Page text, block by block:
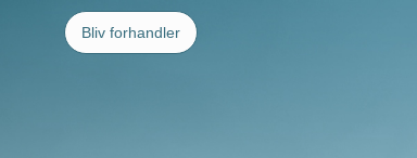
Bliv forhandler